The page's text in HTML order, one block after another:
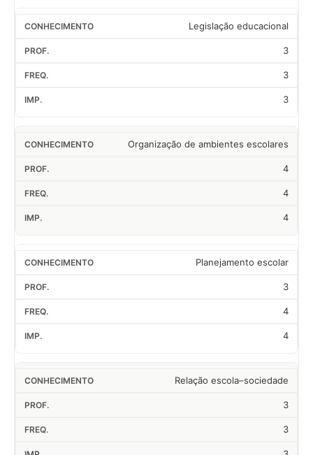
Legislação educacional
3
3
3
Organização de ambientes escolares
4
4
4
Planejamento escolar
3
4
4
Relação escola–sociedade
3
3